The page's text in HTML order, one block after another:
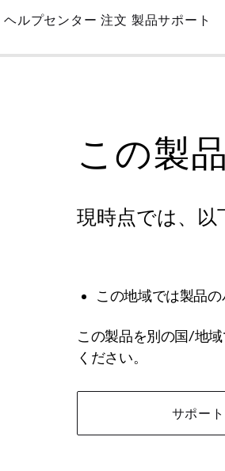
Skip
Main
ヘルプセンター 注文 製品サポート
この製
現時点では、以
この地域では製品
この製品を別の国/地
ください。
サポー